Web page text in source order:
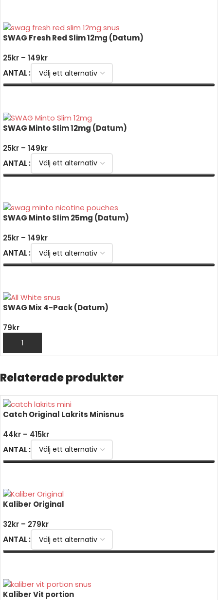
SWAG Fresh Red Slim 12mg (Datum)
25kr – 149kr
ANTAL
SWAG Minto Slim 12mg (Datum)
25kr – 149kr
ANTAL
SWAG Minto Slim 25mg (Datum)
25kr – 149kr
ANTAL
SWAG Mix 4-Pack (Datum)
79kr
LÄGG TILL I VARUKORG
Relaterade produkter
Catch Original Lakrits Minisnus
44kr – 415kr
ANTAL
Kaliber Original
32kr – 279kr
ANTAL
Kaliber Vit portion